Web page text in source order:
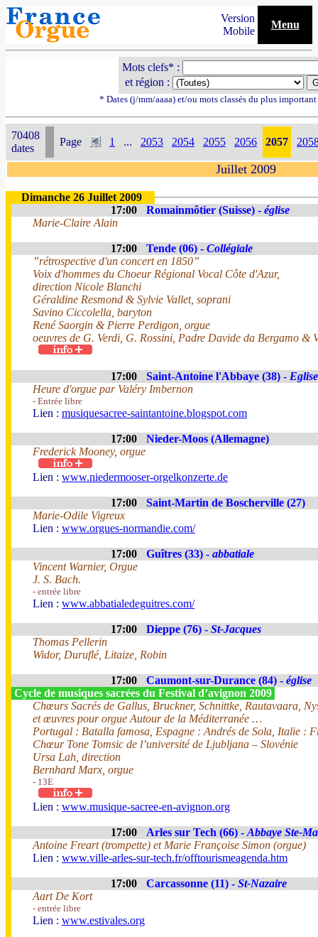
Version
Mobile
Menu
Mots clefs* :
et région :
* Dates (j/mm/aaaa) et/ou mots classés du plus
70408
dates
Page 1 ... 2053 2054 2055 2056 2057
Juillet 2009
Dimanche 26 Juillet 2009
17:00
Romainmôtier (Suisse) - église
Marie-Claire Alain
17:00 Tende (06) - Collégiale
”rétrospective d'un concert en 1850”
Voix d'hommes du Choeur Régional Vocal Côte d'Azur,
direction Nicole Blanchi
Géraldine Resmond & Sylvie Vallet, soprani
Savino Ciccolella, baryton
René Saorgin & Pierre Perdigon, orgue
oeuvres de G. Verdi, G. Rossini, Padre Davide da Bergamo &
17:00 Saint-Antoine l'Abbaye (38) -
Heure d'orgue par Valéry Imbernon
- Entrée libre
Lien : musiquesacree-saintantoine.blogspot.com
17:00
Nieder-Moos (Allemagne)
Frederick Mooney, orgue
Lien : www.niedermooser-orgelkonzerte.de
17:00
Saint-Martin de Boscherville (27)
Marie-Odile Vigreux
Lien : www.orgues-normandie.com/
17:00 Guîtres (33) - abbatiale
Vincent Warnier, Orgue
J. S. Bach.
- entrée libre
Lien : www.abbatialedeguitres.com/
17:00 Dieppe (76) - St-Jacques
Thomas Pellerin
Widor, Duruflé, Litaize, Robin
17:00 Caumont-sur-Durance (84) - église
Cycle de musiques sacrées du Festival d’avignon 2009
Chœurs Sacrés de Gallus, Bruckner, Schnittke, Rautavaara,
et œuvres pour orgue Autour de la Méditerranée …
Portugal : Batalla famosa, Espagne : Andrés de Sola, Italie :
Chœur Tone Tomsic de l’université de Ljubljana – Slovénie
Ursa Lah, direction
Bernhard Marx, orgue
- 13E
Lien : www.musique-sacree-en-avignon.org
17:00 Arles sur Tech (66) - Abbaye Ste-
Antoine Freart (trompette) et Marie Françoise Simon (orgue)
Lien : www.ville-arles-sur-tech.fr/offtourismeagenda.htm
17:00 Carcassonne (11) - St-Nazaire
Aart De Kort
- entrée libre
Lien : www.estivales.org